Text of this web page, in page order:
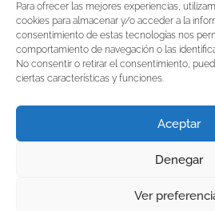
Para ofrecer las mejores experiencias,
cookies para almacenar y/o acceder a la
consentimiento de estas tecnologías nos
comportamiento de navegación o las
No consentir o retirar el consentimiento,
ciertas características y funciones.
Aceptar
Denegar
Ver
Últimas Noticias
Contraste frío – calor
¿Qué es la osteopatía?
Fisioterapia invasiva en
Fisioterapia Global
Política de privacidad·